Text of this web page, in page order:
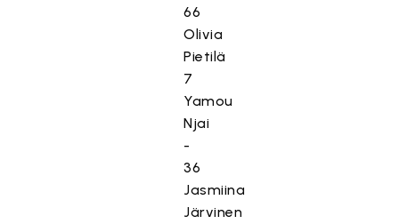
66
Olivia
Pietilä
7
Yamou
Njai
-
36
Jasmiina
Järvinen